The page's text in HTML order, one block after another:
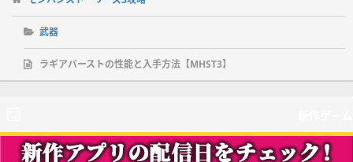
武器
ラギアバーストの性能と入手方法【MHST3】